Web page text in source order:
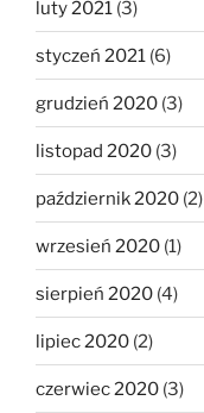
luty 2021 (3)
styczeń 2021 (6)
grudzień 2020 (3)
listopad 2020 (3)
październik 2020 (2)
wrzesień 2020 (1)
sierpień 2020 (4)
lipiec 2020 (2)
czerwiec 2020 (3)